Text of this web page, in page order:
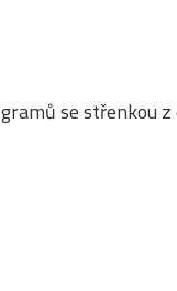
se střenkou z